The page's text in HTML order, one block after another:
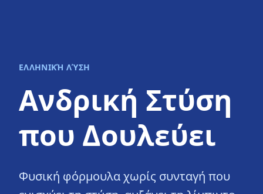
ΕΛΛΗΝΙΚΉ ΛΎΣΗ
Ανδρική Στύση
που Δουλεύει
Φυσική φόρμουλα χωρίς συνταγή που